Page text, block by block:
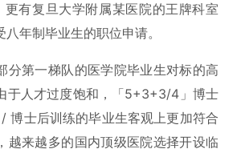
更有复旦大学附属某医院的王牌科室
年制毕业生的职位申请。
分第一梯队的医学院毕业生对标的高
于人才过度饱和，「5+3+3/4」博士
博士后训练的毕业生客观上更加符合
越来越多的国内顶级医院选择开设临